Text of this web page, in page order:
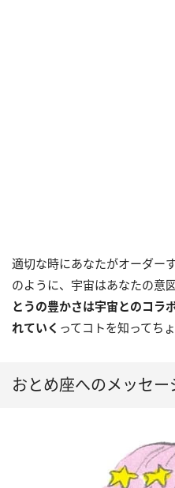
適切な時にあなたがオーダー
のように、宇宙はあなたの意
とうの豊かさは宇宙とのコラ
れていく ってコトを知ってち
おとめ座へのメッセー